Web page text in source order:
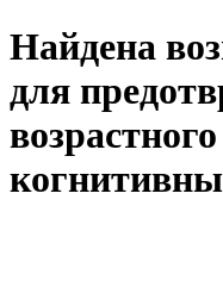
Найдена
для